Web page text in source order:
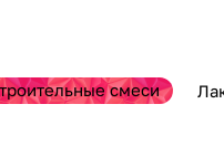
смеси